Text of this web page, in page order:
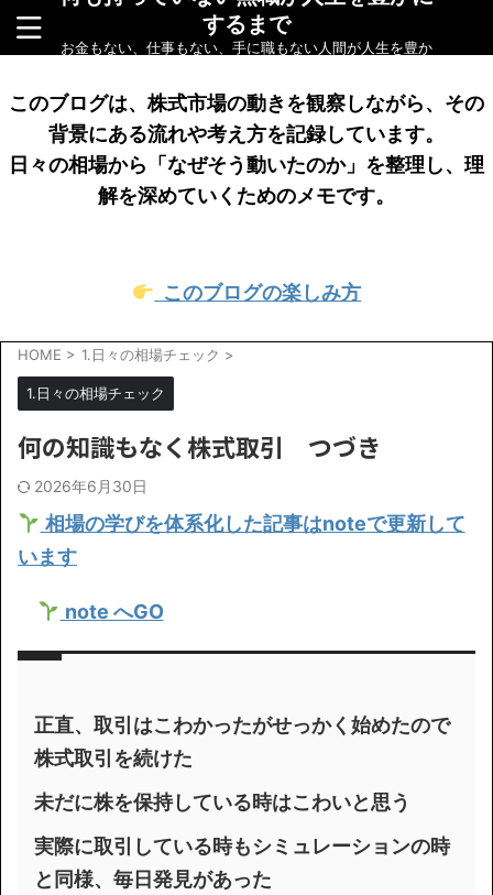
するまで
お金もない、仕事もない、手に職もない人間が人生を豊か
このブログは、株式市場の動きを観察しながら、その
背景にある流れや考え方を記録しています。
日々の相場から「なぜそう動いたのか」を整理し、理
解を深めていくためのメモです。
このブログの楽しみ方
HOME > 1.日々の相場チェック >
1.日々の相場チェック
何の知識もなく株式取引 つづき
2026年6月30日
相場の学びを体系化した記事はnoteで更新して
います
note へGO
正直、取引はこわかったがせっかく始めたので
株式取引を続けた
未だに株を保持している時はこわいと思う
実際に取引している時もシミュレーションの時
と同様、毎日発見があった